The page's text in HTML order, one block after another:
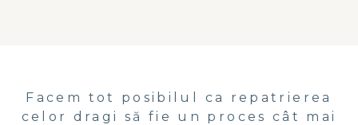
Facem tot posibilul ca repatrierea
celor dragi să fie un proces cât mai